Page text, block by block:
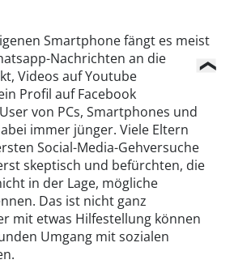
Smartphone fängt es meist
Nachrichten an die
Videos auf Youtube
Profil auf Facebook
von PCs, Smartphones und
immer jünger. Viele Eltern
Social-Media-Gehversuche
skeptisch und befürchten, die
in der Lage, mögliche
Das ist nicht ganz
mit etwas Hilfestellung können
Umgang mit sozialen